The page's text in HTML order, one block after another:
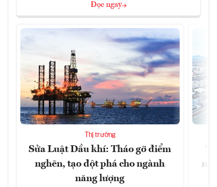
Đọc ngay
Thị trường
Sửa Luật Dầu khí: Tháo gỡ điểm
nghẽn, tạo đột phá cho ngành
năng lượng